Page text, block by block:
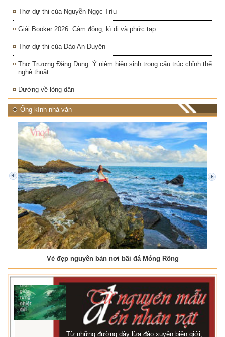
Thơ dự thi của Nguyễn Ngọc Trìu
Giải Booker 2026: Cảm động, kì dị và phức tạp
Thơ dự thi của Đào An Duyên
Thơ Trương Đăng Dung: Ý niệm hiện sinh trong cấu trúc chỉnh thể
nghệ thuật
Đường về lòng dân
Ống kính nhà văn
Vẻ đẹp nguyên bản nơi bãi đá Móng Rồng
prev next
Từ những đường dây lừa đảo xuyên biên giới,